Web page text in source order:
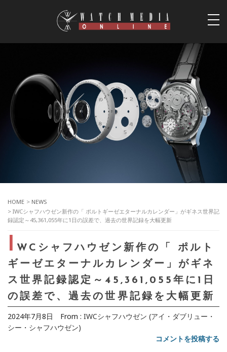
HOME > NEWS
> IWCシャフハウゼン新作の「 ポルトギーゼエターナルカレンダー」がギネス世界記
録認定～45,361,055年に1日の誤差で、過去の世界記録を大幅更新
IWCシャフハウゼン新作の「 ポルト
ギーゼエターナルカレンダー」がギネ
ス世界記録認定～45,361,055年に1日
の誤差で、過去の世界記録を大幅更新
2024年7月8日 From : IWCシャフハウゼン (アイ・ダブリュー・
シー・シャフハウゼン)
コメントを投稿する